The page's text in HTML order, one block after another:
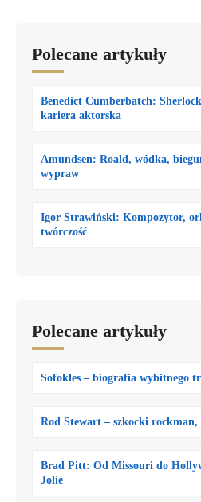
Polecane artykuły
Benedict Cumberbatch:
kariera aktorska
Amundsen: Roald, wódka,
wypraw
Igor Strawiński: Kompozytor,
twórczość
Polecane artykuły
Sofokles – biografia wybitnego
Rod Stewart – szkocki rockman,
Brad Pitt: Od Missouri do
Jolie